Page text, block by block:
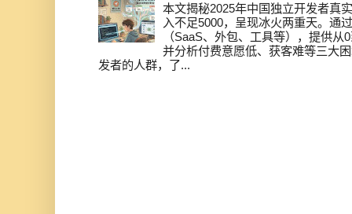
本文揭秘2025年中国独立开发者真
入不足5000，呈现冰火两重天。通
（SaaS、外包、工具等），提供
并分析付费意愿低、获客难等三大
发者的人群，了...